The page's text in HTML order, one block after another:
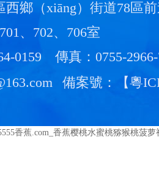
鄉（xiāng）街道78區
、702、706室
0159
傳真：0755-
備案號：【粵
香蕉.com_香蕉樱桃水蜜桃猕猴桃菠